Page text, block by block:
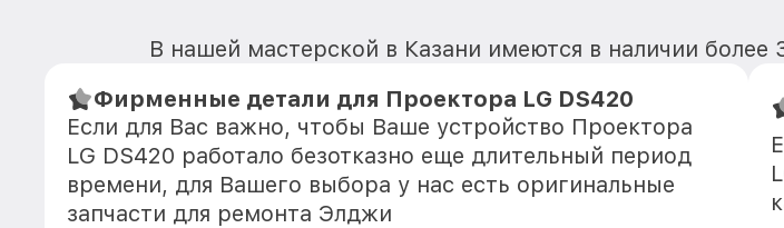
В нашей мастерской в Казани имеются в наличии
Фирменные детали для Проектора LG DS420
Если для Вас важно, чтобы Ваше устройство Проектора
LG DS420 работало безотказно еще длительный период
времени, для Вашего выбора у нас есть оригинальные
запчасти для ремонта Элджи